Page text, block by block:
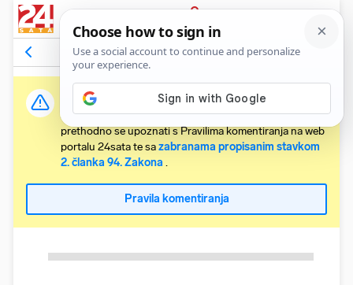
PRIJAVA
Komentari Relevantni
Važna obavijest:
Svaki korisnik koji želi komentirati članke obvezan je
prethodno se upoznati s Pravilima komentiranja na web
portalu 24sata te sazabranama propisanim stavkom
2. članka 94. Zakona .
Pravila komentiranja